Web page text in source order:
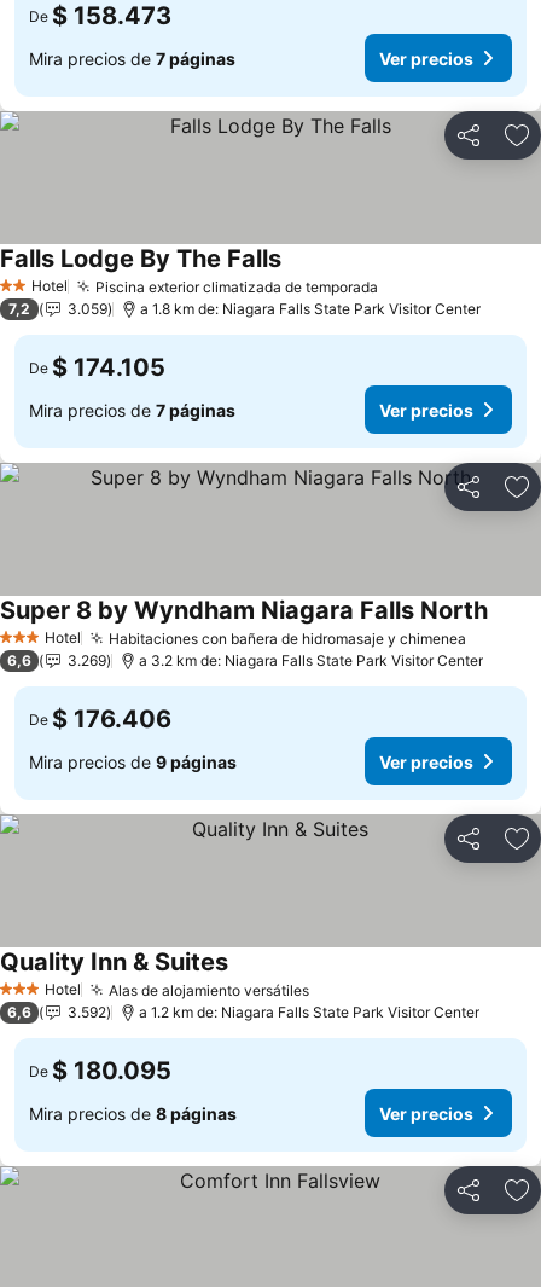
De $ 158.473
Mira precios de 7 páginas Ver precios
Compartir
2 Estrellas
Hotel Piscina exterior climatizada de temporada
Falls Lodge By The FallsVer precios
7,2 3.059 a 1.8 km de: Niagara Falls State Park Visitor Center
De $ 174.105
Mira precios de 7 páginas Ver precios
Compartir
3 Estrellas
Hotel Habitaciones con bañera de hidromasaje y chimenea
Super 8 by Wyndham Niagara Falls NorthVer
6,6 3.269 a 3.2 km de: Niagara Falls State Park Visitor Center
De $ 176.406
Mira precios de 9 páginas Ver precios
Compartir
3 Estrellas
Hotel Alas de alojamiento versátilesVer precios
Quality Inn & SuitesVer precios
6,6 3.592 a 1.2 km de: Niagara Falls State Park Visitor Center
De $ 180.095
Mira precios de 8 páginas Ver precios
Compartir